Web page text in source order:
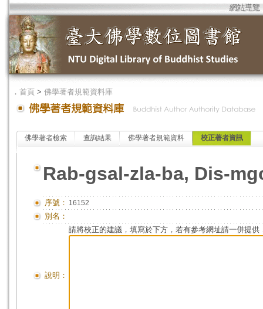
網站導覽
． 首頁 > 佛學著者規範資料庫
佛學著者檢索 查詢結果 佛學著者規範資料 校正著者資訊
Rab-gsal-zla-ba, Dis-
序號： 16152
別名：
說明：
請將校正的建議，填寫於下方，若有參考網址請一併提供